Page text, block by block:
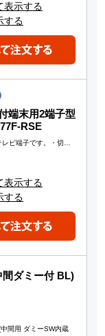
表示する
する
端末用2端子型
RSE
ビ端子です。・切…
表示する
する
間ダミー付 BL)
間用 ダミーSW内蔵